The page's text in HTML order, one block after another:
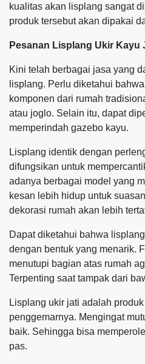
kualitas akan lisplang sangat
produk tersebut akan dipakai
Pesanan Lisplang Ukir Kayu
Kini telah berbagai jasa yang
lisplang. Perlu diketahui
komponen dari rumah
atau joglo. Selain itu, dapat
memperindah gazebo kayu.
Lisplang identik dengan
difungsikan untuk
adanya berbagai model yang
kesan lebih hidup untuk
dekorasi rumah akan lebih
Dapat diketahui bahwa
dengan bentuk yang menarik.
menutupi bagian atas rumah
Terpenting saat tampak dari
Lisplang ukir jati adalah
penggemarnya. Mengingat
baik. Sehingga bisa
pas.